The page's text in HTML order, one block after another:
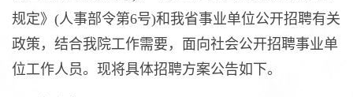
规定》(人事部令第6号)和我省事业单位公开招聘有关
政策，结合我院工作需要，面向社会公开招聘事业单
位工作人员。现将具体招聘方案公告如下。